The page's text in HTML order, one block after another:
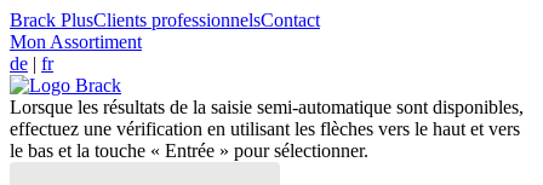
Brack PlusClients professionnelsContact
Mon Assortiment
de | fr
Lorsque les résultats de la saisie semi-automatique sont disponibles,
effectuez une vérification en utilisant les flèches vers le haut et vers
le bas et la touche « Entrée » pour sélectionner.